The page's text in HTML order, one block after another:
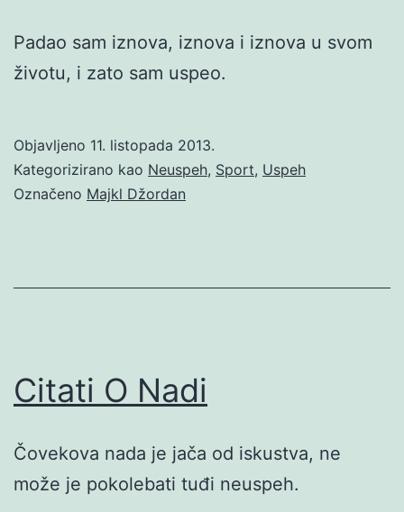
Padao sam iznova, iznova i iznova u svom
životu, i zato sam uspeo.
Objavljeno 11. listopada 2013.
Kategorizirano kao Neuspeh, Sport, Uspeh
Označeno Majkl Džordan
Citati O Nadi
Čovekova nada je jača od iskustva, ne
može je pokolebati tuđi neuspeh.